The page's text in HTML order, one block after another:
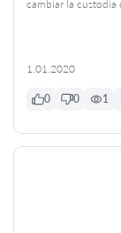
cambiar la custodia
1.01.2020
0 0 1